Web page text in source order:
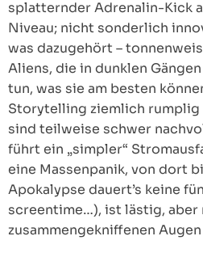
splatternder Adrenalin-Kick
Niveau; nicht sonderlich
was dazugehört –
Aliens, die in dunklen
tun, was sie am besten
Storytelling ziemlich rumplig
sind teilweise schwer
führt ein „simpler“
eine Massenpanik, von dort
Apokalypse dauert’s keine
screentime…), ist lästig, aber
zusammengekniffenen